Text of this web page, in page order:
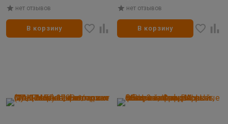
нет отзывов
В корзину
нет отзывов
В корзину